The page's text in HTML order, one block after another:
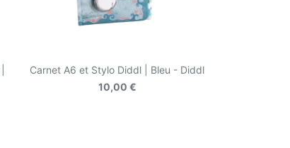
Carnet A6 et Stylo Diddl | Bleu - Diddl
10,00 €